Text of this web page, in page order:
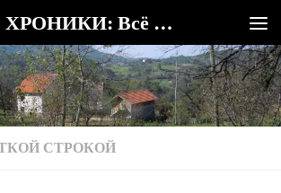
СЕРБСКИЕ ХРОНИКИ: Всё о Сербии
СТРОКОЙ